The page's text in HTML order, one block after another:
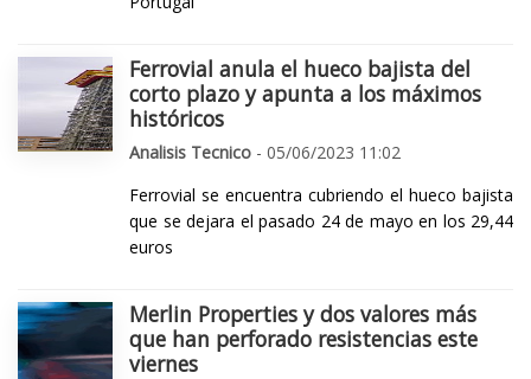
Ferrovial anula el hueco bajista del
corto plazo y apunta a los máximos
históricos
Analisis Tecnico - 05/06/2023 11:02
Ferrovial se encuentra cubriendo el hueco bajista
que se dejara el pasado 24 de mayo en los 29,44
euros
Merlin Properties y dos valores más
que han perforado resistencias este
viernes